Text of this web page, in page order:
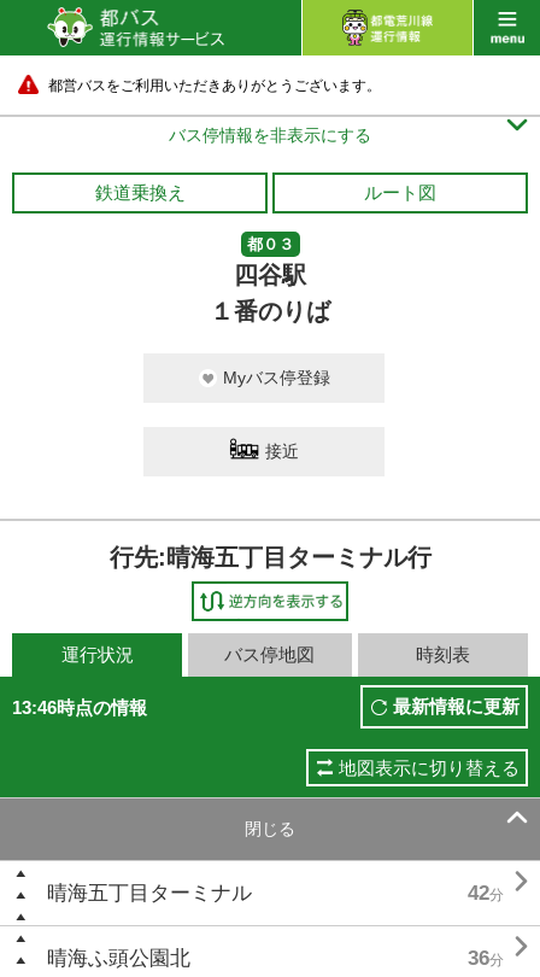
都営バスをご利用いただきありがとうございます。
バス停情報を非表示にする 
鉄道乗換え ルート図
都０３
四谷駅
１番のりば
Myバス停登録
接近
行先:晴海五丁目ターミナル行
運行状況 バス停地図 時刻表
13:46時点の情報 最新情報に更新
地図表示に切り替える
閉じる 
晴海五丁目ターミナル 42分 
晴海ふ頭公園北 36分 